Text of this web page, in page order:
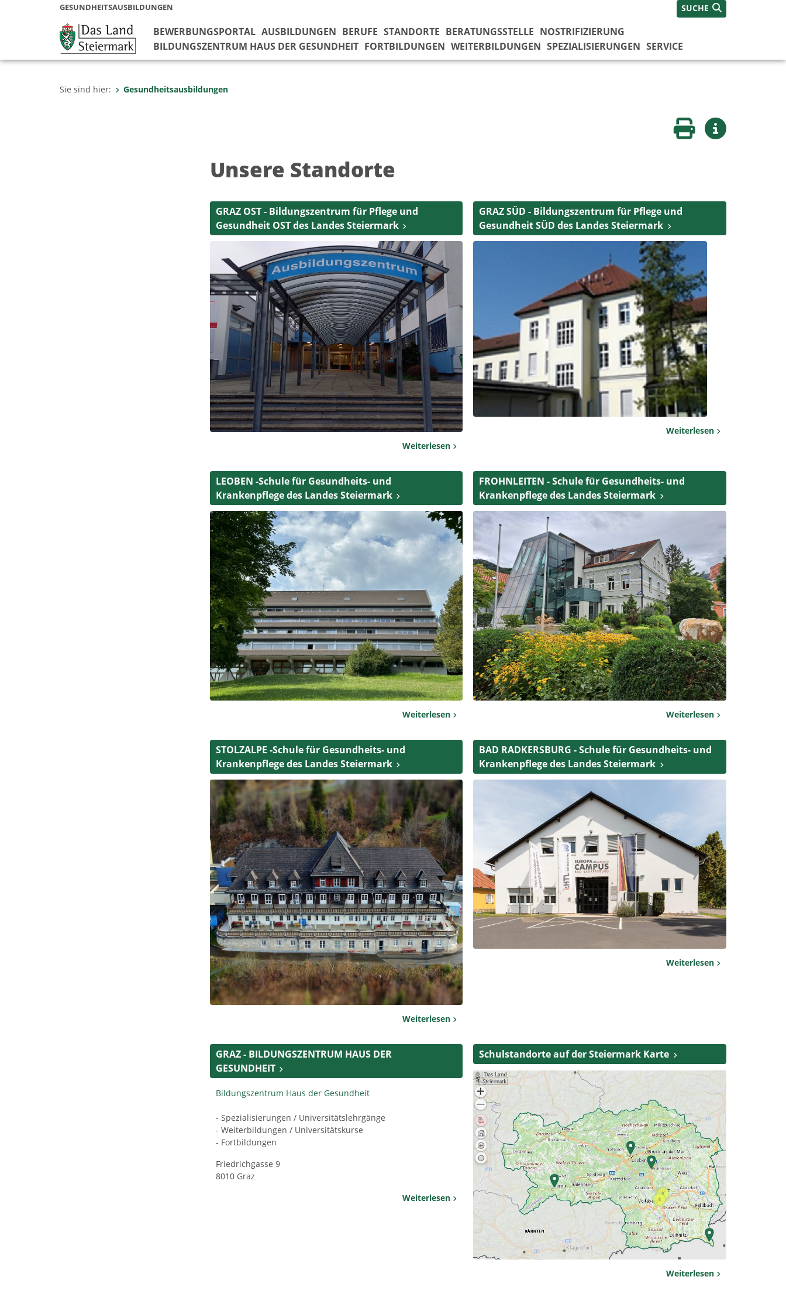
GESUNDHEITSAUSBILDUNGEN SUCHE
BEWERBUNGSPORTAL AUSBILDUNGEN BERUFE STANDORTE BERATUNGSSTELLE NOSTRIFIZIERUNG
BILDUNGSZENTRUM HAUS DER GESUNDHEIT FORTBILDUNGEN WEITERBILDUNGEN SPEZIALISIERUNGEN SERVICE
Sie sind hier: Gesundheitsausbildungen
Seite druckenWeitere Infos
Unsere Standorte
GRAZ OST - Bildungszentrum für Pflege und
Gesundheit OST des Landes Steiermark
Weiterlesen
GRAZ SÜD - Bildungszentrum für Pflege und
Gesundheit SÜD des Landes Steiermark
Weiterlesen
LEOBEN -Schule für Gesundheits- und
Krankenpflege des Landes Steiermark
Weiterlesen
FROHNLEITEN - Schule für Gesundheits- und
Krankenpflege des Landes Steiermark
Weiterlesen
STOLZALPE -Schule für Gesundheits- und
Krankenpflege des Landes Steiermark
Weiterlesen
BAD RADKERSBURG - Schule für Gesundheits- und
Krankenpflege des Landes Steiermark
Weiterlesen
GRAZ - BILDUNGSZENTRUM HAUS DER
GESUNDHEIT
Bildungszentrum Haus der Gesundheit
- Spezialisierungen / Universitätslehrgänge
- Weiterbildungen / Universitätskurse
- Fortbildungen
Friedrichgasse 9
8010 Graz
Weiterlesen
Schulstandorte auf der Steiermark Karte
Weiterlesen